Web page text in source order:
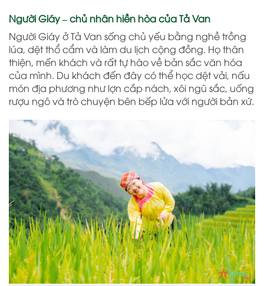
Người Giáy – chủ nhân hiền hòa của Tả Van
Người Giáy ở Tả Van sống chủ yếu bằng nghề trồng
lúa, dệt thổ cẩm và làm du lịch cộng đồng. Họ thân
thiện, mến khách và rất tự hào về bản sắc văn hóa
của mình. Du khách đến đây có thể học dệt vải, nấu
món địa phương như lợn cắp nách, xôi ngũ sắc, uống
rượu ngô và trò chuyện bên bếp lửa với người bản xứ.